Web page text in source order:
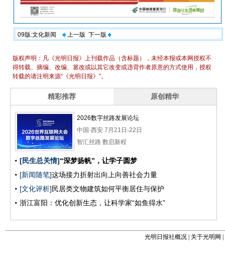
09版:文化新闻 上一版 下一版
光明日报社概况 关于光明网